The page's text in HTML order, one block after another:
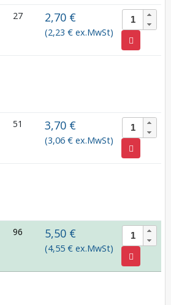
27 2,70 €
(2,23 € ex.MwSt)
51 3,70 €
(3,06 € ex.MwSt)
96 5,50 €
(4,55 € ex.MwSt)